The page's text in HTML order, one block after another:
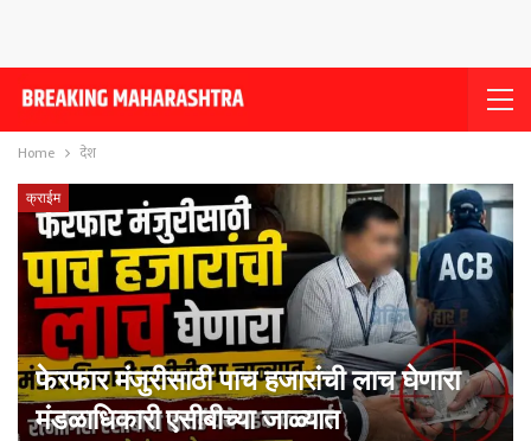
Home देश
क्राईम
फेरफार मंजुरीसाठी पाच हजारांची लाच घेणारा
मंडळाधिकारी एसीबीच्या जाळ्यात